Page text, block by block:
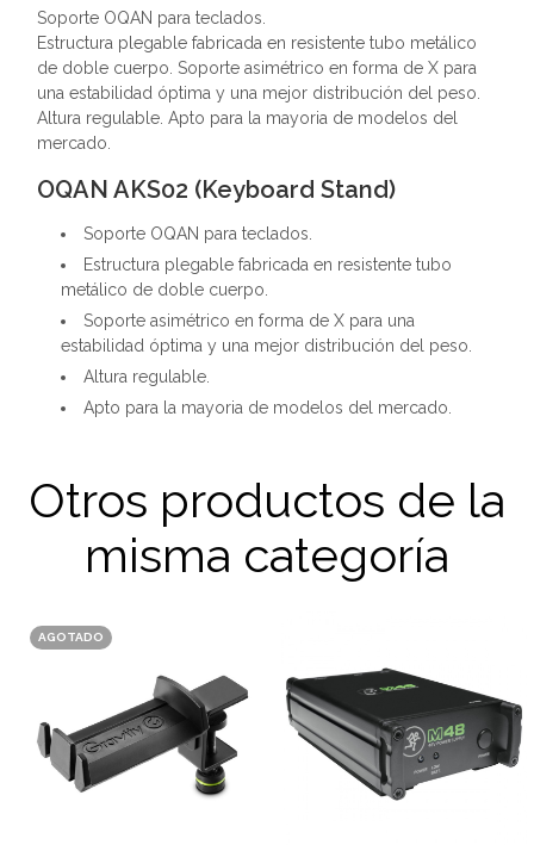
Soporte OQAN para teclados.
Estructura plegable fabricada en resistente tubo metálico
de doble cuerpo. Soporte asimétrico en forma de X para
una estabilidad óptima y una mejor distribución del peso.
Altura regulable. Apto para la mayoria de modelos del
mercado.
OQAN AKS02 (Keyboard Stand)
Soporte OQAN para teclados.
Estructura plegable fabricada en resistente tubo
metálico de doble cuerpo.
Soporte asimétrico en forma de X para una
estabilidad óptima y una mejor distribución del peso.
Altura regulable.
Apto para la mayoria de modelos del mercado.
Otros productos de la
misma categoría
AGOTADO